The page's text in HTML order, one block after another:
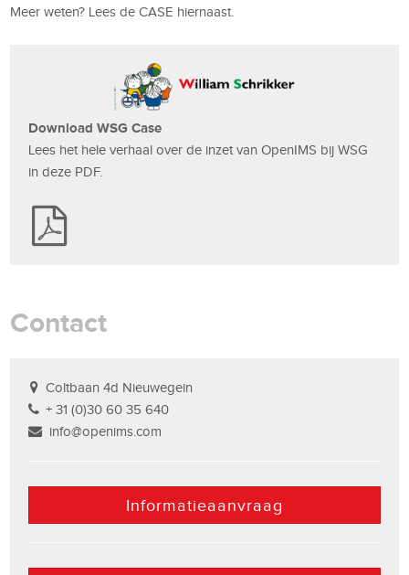
Meer weten? Lees de CASE hiernaast.
Download WSG Case
Lees het hele verhaal over de inzet van OpenIMS bij WSG
in deze PDF.
Contact
Coltbaan 4d Nieuwegein
+ 31 (0)30 60 35 640
info@openims.com
Informatieaanvraag